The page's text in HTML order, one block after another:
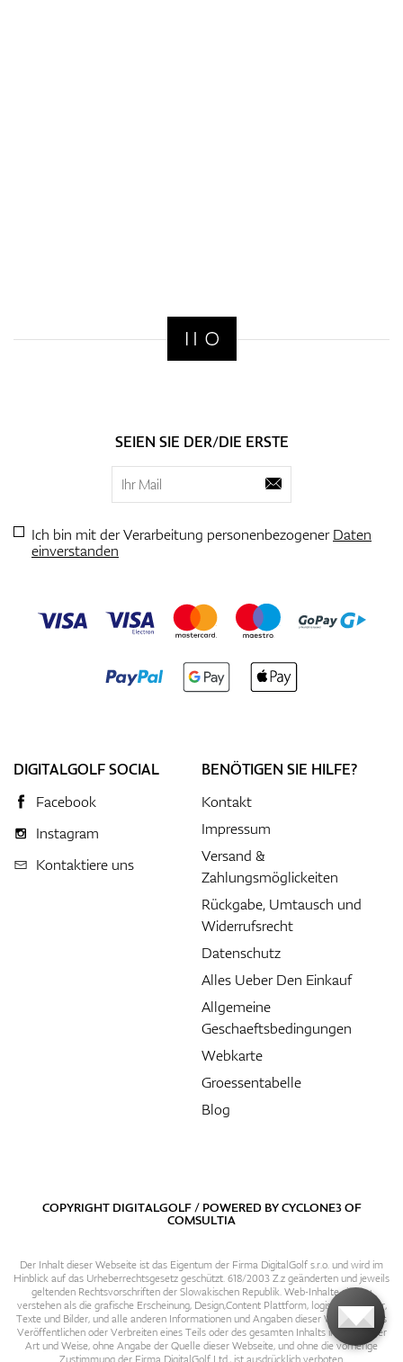
SEIEN SIE DER/DIE ERSTE
Ich bin mit der Verarbeitung personenbezogenerDaten
einverstanden
DIGITALGOLF SOCIAL
Facebook
Instagram
Kontaktiere uns
BENÖTIGEN SIE HILFE?
Kontakt
Impressum
Versand &
Zahlungsmöglickeiten
Rückgabe, Umtausch und
Widerrufsrecht
Datenschutz
Alles Ueber Den Einkauf
Allgemeine
Geschaeftsbedingungen
Webkarte
Groessentabelle
Blog
COPYRIGHT DIGITALGOLF / POWERED BYCYCLONE3OF
COMSULTIA
Der Inhalt dieser Webseite ist das Eigentum der Firma DigitalGolf s.r.o. und wird im
Hinblick auf das Urheberrechtsgesetz geschützt. 618/2003 Z.z geänderten und jeweils
geltenden Rechtsvorschriften der Slowakischen Republik. Web-Inhalte sind zu
verstehen als die grafische Erscheinung, Design,Content Plattform, logische Struktur,
Texte und Bilder, und alle anderen Informationen und Angaben dieser Webseite. Das
Veröffentlichen oder Verbreiten eines Teils oder des gesamten Inhalts in irgendeiner
Art und Weise, ohne Angabe der Quelle dieser Webseite, und ohne die vorherige
Zustimmung der Firma DigitalGolf Ltd., ist ausdrücklich verboten.